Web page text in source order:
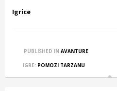
Igrice
PUBLISHED IN AVANTURE
IGRE: POMOZI TARZANU